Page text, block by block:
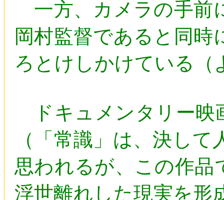
一方、カメラの手前
岡村監督であると同
ろとけしかけている（
ドキュメンタリー映
（「常識」は、決し
思われるが、この作品
浮世離れした現実を形